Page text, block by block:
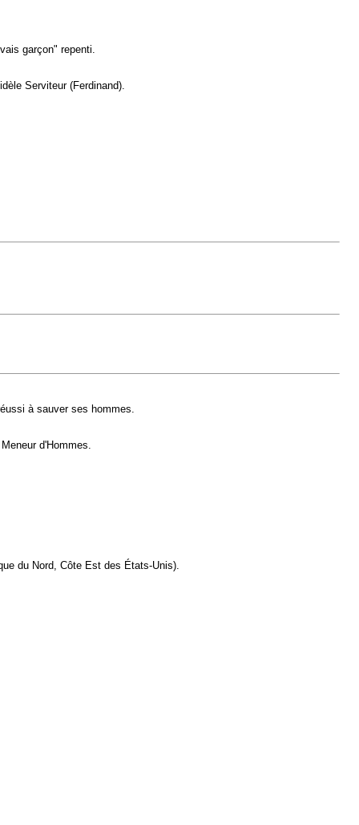
garçon" repenti.
Serviteur (Ferdinand).
à sauver ses hommes.
d'Hommes.
du Nord, Côte Est des États-Unis).